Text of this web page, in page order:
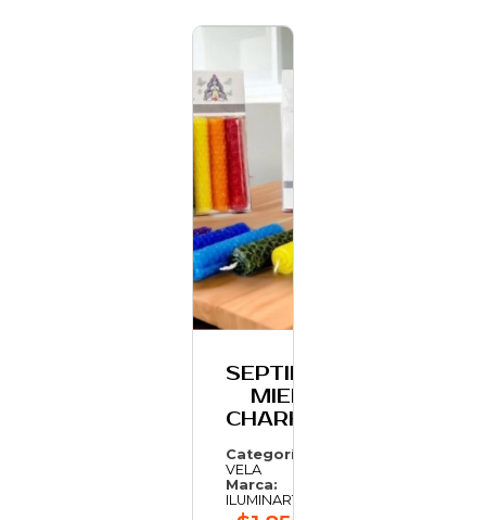
SEPTIMA D
MIEL 7
CHARKRAS
Categoría:
VELA
Marca:
ILUMINARTE